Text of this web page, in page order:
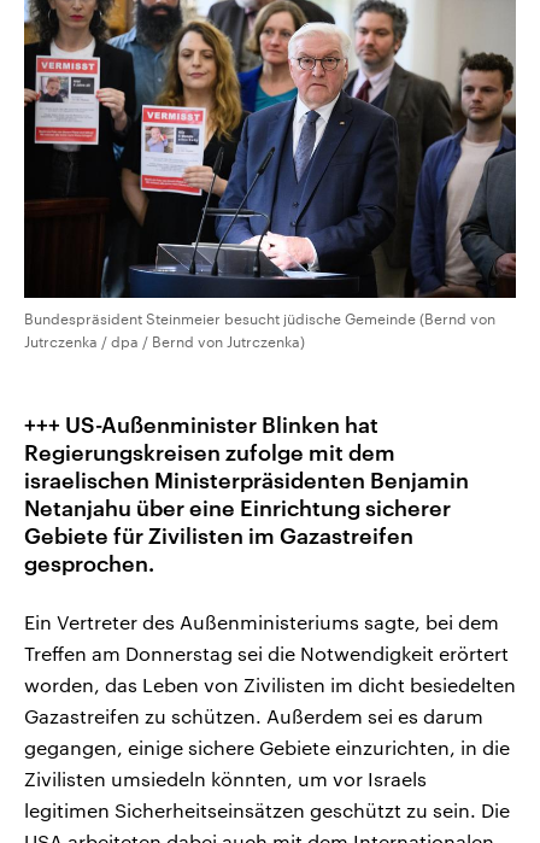
Bundespräsident Steinmeier besucht jüdische Gemeinde (Bernd von
Jutrczenka / dpa / Bernd von Jutrczenka)
+++ US-Außenminister Blinken hat
Regierungskreisen zufolge mit dem
israelischen Ministerpräsidenten Benjamin
Netanjahu über eine Einrichtung sicherer
Gebiete für Zivilisten im Gazastreifen
gesprochen.
Ein Vertreter des Außenministeriums sagte, bei dem
Treffen am Donnerstag sei die Notwendigkeit erörtert
worden, das Leben von Zivilisten im dicht besiedelten
Gazastreifen zu schützen. Außerdem sei es darum
gegangen, einige sichere Gebiete einzurichten, in die
Zivilisten umsiedeln könnten, um vor Israels
legitimen Sicherheitseinsätzen geschützt zu sein. Die